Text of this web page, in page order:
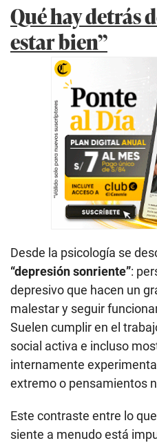
Qué hay detrás
estar bien”
Desde la psicología se
“depresión sonriente”:
depresivo que hacen un
malestar y seguir
Suelen cumplir en el
social activa e incluso
internamente
extremo o pensamientos
Este contraste entre lo
siente a menudo está